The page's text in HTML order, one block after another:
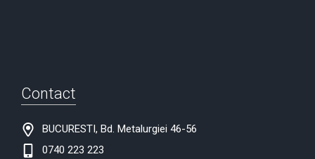
Contact
BUCURESTI, Bd. Metalurgiei 46-56
0740 223 223